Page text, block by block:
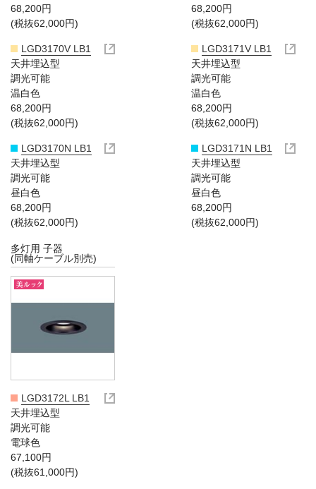
68,200円
(税抜62,000円)
LGD3170V LB1
天井埋込型
調光可能
温白色
68,200円
(税抜62,000円)
LGD3170N LB1
天井埋込型
調光可能
昼白色
68,200円
(税抜62,000円)
68,200円
(税抜62,000円)
LGD3171V LB1
天井埋込型
調光可能
温白色
68,200円
(税抜62,000円)
LGD3171N LB1
天井埋込型
調光可能
昼白色
68,200円
(税抜62,000円)
多灯用 子器
(同軸ケーブル別売)
LGD3172L LB1
天井埋込型
調光可能
電球色
67,100円
(税抜61,000円)